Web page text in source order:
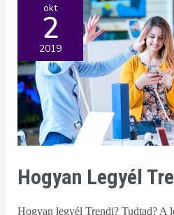
okt
2
2019
Hogyan Legyél
Hogyan legyél Trendi? Tudtad? A